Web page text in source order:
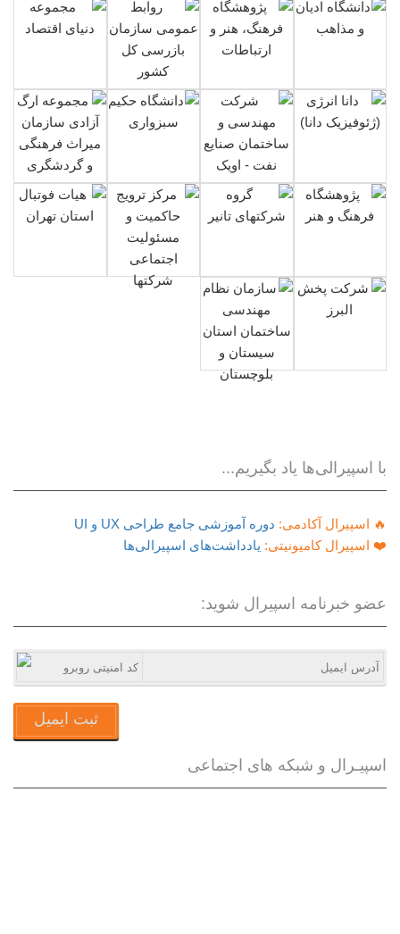
با اسپیرالی‌ها یاد بگیریم...
🔥 اسپیرال آکادمی: دوره آموزشی جامع طراحی UX و UI
❤️ اسپیرال کامیونیتی: یادداشت‌های اسپیرالی‌ها
عضو خبرنامه اسپیرال شوید:
ثبت ایمیل
اسپیـرال و شبکه های اجتماعی